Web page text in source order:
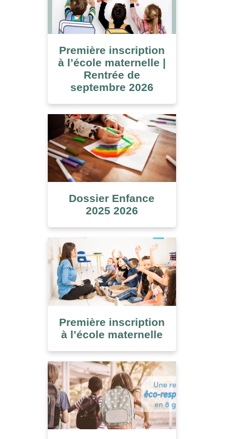
Première inscription
à l’école maternelle |
Rentrée de
septembre 2026
Dossier Enfance
2025 2026
Première inscription
à l’école maternelle